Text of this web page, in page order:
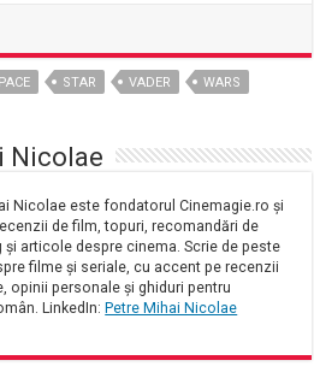
STAR VADER WARS
Nicolae
Nicolae este fondatorul Cinemagie.ro și
de film, topuri, recomandări de
și articole despre cinema. Scrie de peste
filme și seriale, cu accent pe recenzii
opinii personale și ghiduri pentru
LinkedIn: Petre Mihai Nicolae